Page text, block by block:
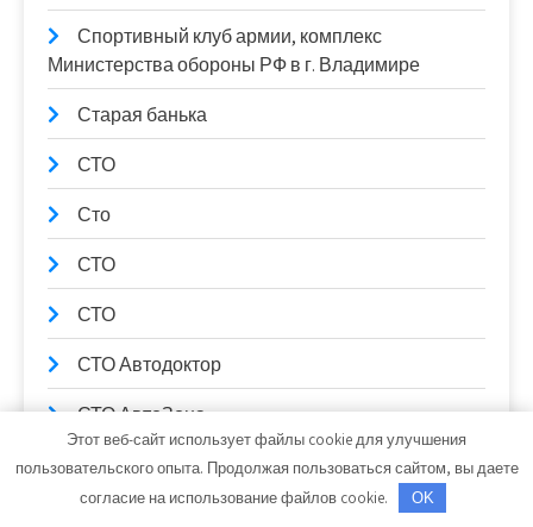
Спортивный клуб армии, комплекс
Министерства обороны РФ в г. Владимире
Старая банька
СТО
Сто
СТО
СТО
СТО Автодоктор
СТО АвтоЗона
СТО Комсомольская, официальный дилер
LADA
Этот веб-сайт использует файлы cookie для улучшения
пользовательского опыта. Продолжая пользоваться сайтом, вы даете
согласие на использование файлов cookie.
OK